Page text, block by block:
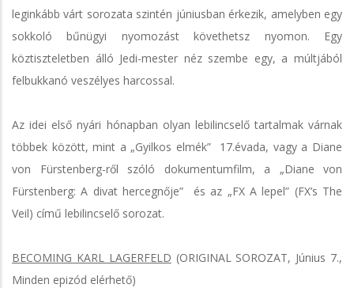
leginkább várt sorozata szintén júniusban érkezik, amelyben egy
sokkoló bűnügyi nyomozást követhetsz nyomon. Egy
köztiszteletben álló Jedi-mester néz szembe egy, a múltjából
felbukkanó veszélyes harcossal.
Az idei első nyári hónapban olyan lebilincselő tartalmak várnak
többek között, mint a „Gyilkos elmék” 17.évada, vagy a Diane
von Fürstenberg-ről szóló dokumentumfilm, a „Diane von
Fürstenberg: A divat hercegnője” és az „FX A lepel” (FX’s The
Veil) című lebilincselő sorozat.
BECOMING KARL LAGERFELD (ORIGINAL SOROZAT, Június 7.,
Minden epizód elérhető)